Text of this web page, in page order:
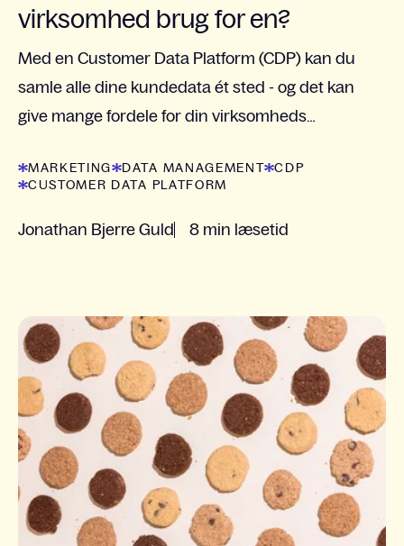
virksomhed brug for en?
Med en Customer Data Platform (CDP) kan du
samle alle dine kundedata ét sted - og det kan
give mange fordele for din virksomheds
din virksomhed kunne...
MARKETING DATA MANAGEMENT
CDP
CUSTOMER DATA PLATFORM
Jonathan Bjerre Guld 8 min læsetid